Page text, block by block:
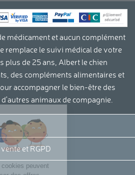
médicament et aucun complément
remplace le suivi médical de votre
plus de 25 ans, Albert le chien
des compléments alimentaires et
accompagner le bien-être des
animaux de compagnie.
et RGPD
vie privée
sont
au
site internet. D’autres cookies peuvent